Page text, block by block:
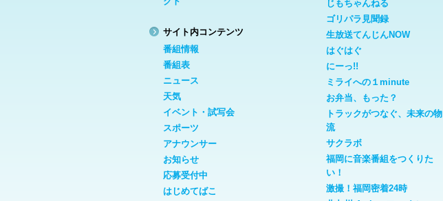
サイト内コンテンツ
番組情報
番組表
ニュース
天気
イベント・試写会
スポーツ
アナウンサー
お知らせ
応募受付中
はじめてばこ
じもちゃんねる
ゴリパラ見聞録
生放送てんじんNOW
はぐはぐ
にーっ!!
ミライへの１minute
お弁当、もった？
トラックがつなぐ、未来の物
流
サクラボ
福岡に音楽番組をつくりた
い！
激撮！福岡密着24時